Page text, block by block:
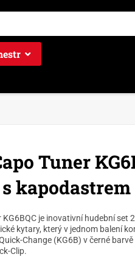
Tuner
kapodastrem
KG6BQC je inovativní hudební set
kytary, který v jednom balení
Change (KG6B) v černé
Clip.